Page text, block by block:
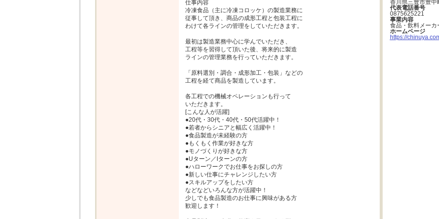
仕事内容
冷凍食品（主に冷凍コロッケ）の製造業務に
従事して頂き、商品の成形工程と包装工程に
わけて各ラインの管理をしていただきます。
最初は製造業務中心に学んでいただき、
工程等を習得して頂いた後、将来的に製造
ラインの管理業務を行っていただきます。
「原料選別・調合・成形加工・包装」などの
工程を経て商品を製造しています。
各工程での機械オペレーションも行って
いただきます。
[こんな人が活躍]
●20代・30代・40代・50代活躍中！
●若者からシニアと幅広く活躍中！
●食品製造が未経験の方
●もくもく作業が好きな方
●モノづくりが好きな方
●Uターン／Iターンの方
●ハローワークでお仕事をお探しの方
●新しい仕事にチャレンジしたい方
●スキルアップをしたい方
などなどいろんな方が活躍中！
少しでも食品製造のお仕事に興味がある方
歓迎します！
香川県三豊市豊
代表電話番号
0875625221
事業内容
食品・飲料メーカ
ホームページ
https://